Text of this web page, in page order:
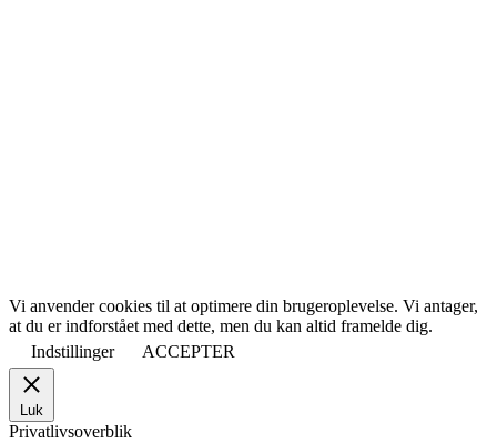
Vi anvender cookies til at optimere din brugeroplevelse. Vi antager,
at du er indforstået med dette, men du kan altid framelde dig.
Indstillinger
ACCEPTER
Luk
Privatlivsoverblik